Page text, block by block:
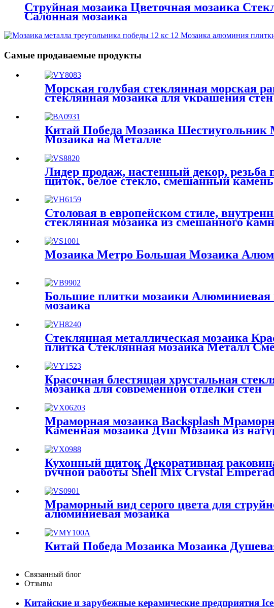
Струйная мозаика Цветочная мозаика
Салонная мозаика
Самые продаваемые продукты
Морская голубая стеклянная морская
стеклянная мозаика для украшения
Хрустальная полоса Стеклянная мозаика
Китай Победа Мозаика
Мозаика на Металле
Лидер продаж, настенный декор,
щиток, белое стекло, смешанный
Столовая в европейском стиле,
стеклянная мозаика из смешанного
Мозаика Метро Большая Мозаика
Большие плитки мозаики
мозаика
Стеклянная металлическая мозаика
плитка Стеклянная мозаика Металл
Красочная блестящая хрустальная
мозаика для современной отделки стен
Мраморная мозаика Backsplash
Каменная мозаика Душ Мозаика из
каменная мозаика Натуральная стена
Кухонный щиток Декоративная
ручной работы Shell Mix Crystal
Мраморный вид серого цвета для
алюминиевая мозаика
Китай Победа Мозаика Мозаика
Связанный блог
Отзывы
Китайские и зарубежные керамические предприятия